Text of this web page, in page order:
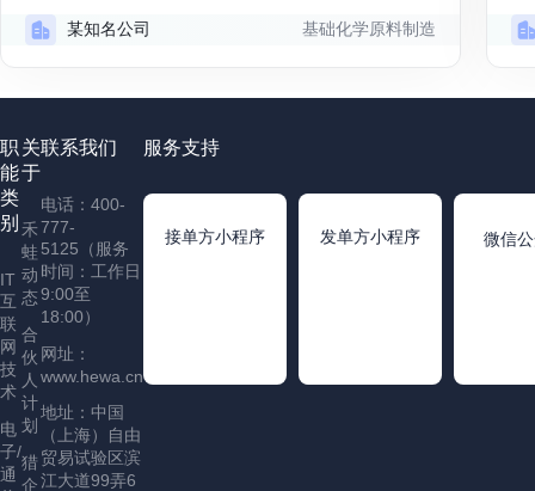
某知名公司 基础化学原料制造
职
能
类
别
IT
互
联
网
技
术
电
子/
通
关
于
禾
蛙
动
态
合
伙
人
计
划
猎
企
联系我们
电话：400-
777-
5125（服务
时间：工作日
9:00至
18:00）
网址：
www.hewa.cn
地址：中国
（上海）自由
贸易试验区滨
江大道99弄6
服务支持
接单方小程序 发单方小程序 微信